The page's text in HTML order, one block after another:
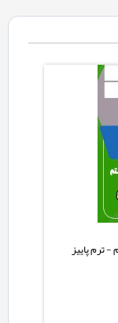
ترم پاییز